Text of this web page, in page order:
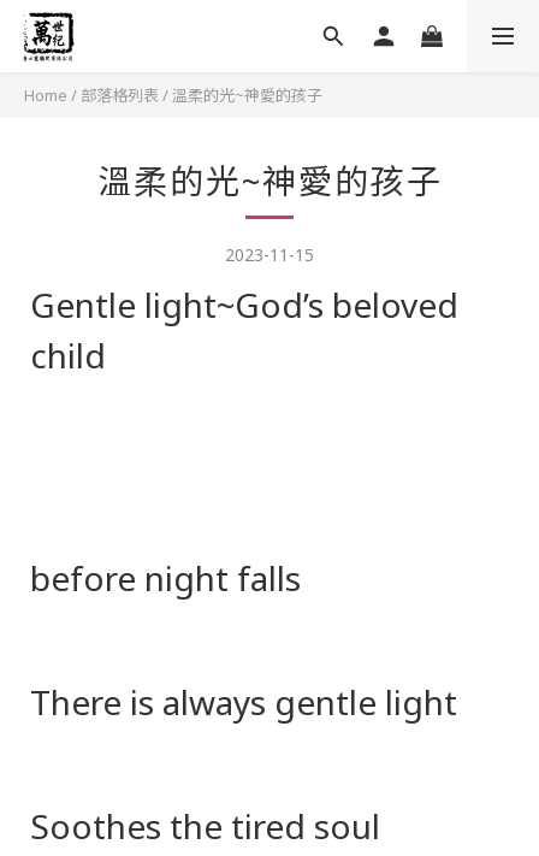
Home / 部落格列表 /溫柔的光~神愛的孩子
溫柔的光~神愛的孩子
2023-11-15
Gentle light~God’s beloved
child
before night falls
There is always gentle light
Soothes the tired soul